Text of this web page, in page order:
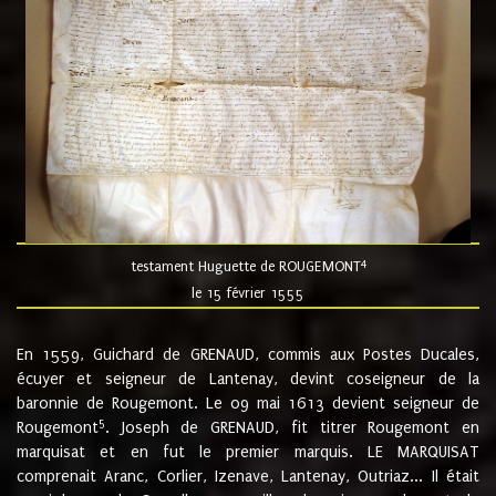
testament Huguette de ROUGEMONT4
le 15 février 1555
En 1559, Guichard de GRENAUD, commis aux Postes Ducales,
écuyer et seigneur de Lantenay, devint coseigneur de la
baronnie de Rougemont. Le 09 mai 1613 devient seigneur de
Rougemont5. Joseph de GRENAUD, fit titrer Rougemont en
marquisat et en fut le premier marquis. LE MARQUISAT
comprenait Aranc, Corlier, Izenave, Lantenay, Outriaz... Il était